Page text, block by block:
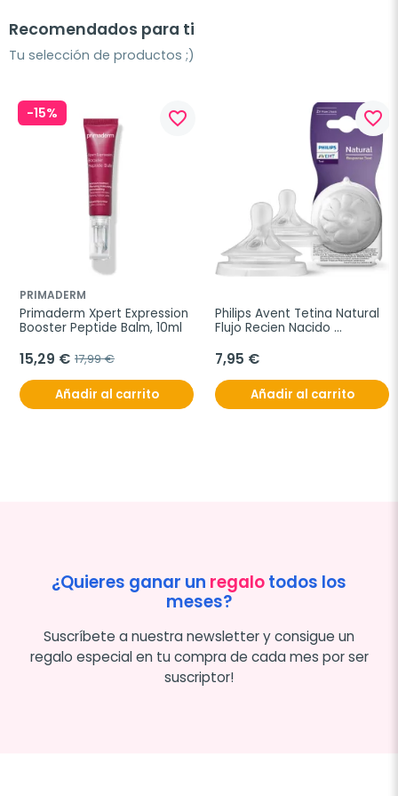
Recomendados para ti
Tu selección de productos ;)
-15% favorite_border
PRIMADERM
Primaderm Xpert Expression
Booster Peptide Balm, 10ml
15,29 € 17,99 €
Añadir al carrito
favorite_border
Philips Avent Tetina Natural
Flujo Recien Nacido
7,95 €
Añadir al carrito
¿Quieres ganar un regalotodos los
meses?
Suscríbete a nuestra newsletter y consigue un
regalo especial en tu compra de cada mes por ser
suscriptor!